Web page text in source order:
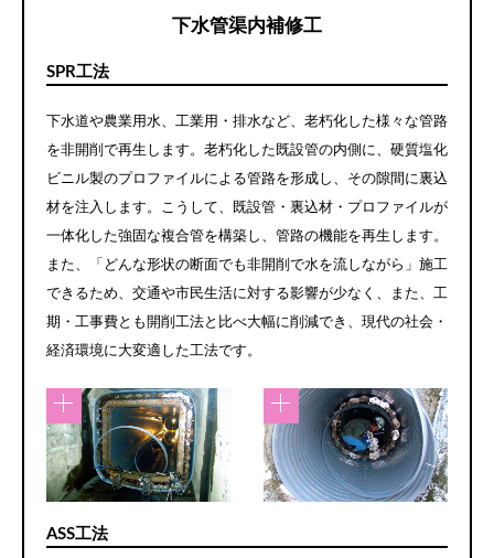
下水管渠内補修工
SPR工法
下水道や農業用水、工業用・排水など、老朽化した様々な管路
を非開削で再生します。老朽化した既設管の内側に、硬質塩化
ビニル製のプロファイルによる管路を形成し、その隙間に裏込
材を注入します。こうして、既設管・裏込材・プロファイルが
一体化した強固な複合管を構築し、管路の機能を再生します。
また、「どんな形状の断面でも非開削で水を流しながら」施工
できるため、交通や市民生活に対する影響が少なく、また、工
期・工事費とも開削工法と比べ大幅に削減でき、現代の社会・
経済環境に大変適した工法です。
ASS工法